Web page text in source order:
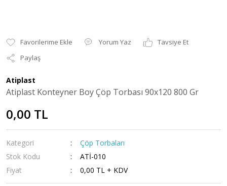
Yorum Yaz
Tavsiye Et
Paylaş
Atiplast
Atiplast Konteyner Boy Çöp Torbası 90x120 800 Gr
0,00 TL
Kategori
Çöp Torbaları
Stok Kodu
ATİ-010
Fiyat
0,00 TL + KDV